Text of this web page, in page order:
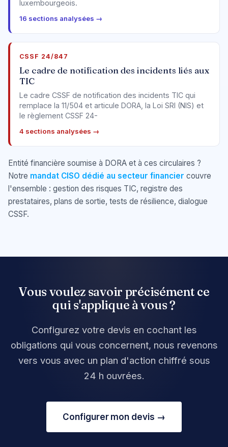
luxembourgeois.
16 sections analysées →
CSSF 24/847
Le cadre de notification des incidents liés aux
TIC
Le cadre CSSF de notification des incidents TIC qui
remplace la 11/504 et articule DORA, la Loi SRI (NIS) et
le règlement CSSF 24-
4 sections analysées →
Entité financière soumise à DORA et à ces circulaires ?
Notre mandat CISO dédié au secteur financier couvre
l'ensemble : gestion des risques TIC, registre des
prestataires, plans de sortie, tests de résilience, dialogue
CSSF.
Vous voulez savoir précisément ce
qui s'applique à vous ?
Configurez votre devis en cochant les
obligations qui vous concernent, nous revenons
vers vous avec un plan d'action chiffré sous
24 h ouvrées.
Configurer mon devis →